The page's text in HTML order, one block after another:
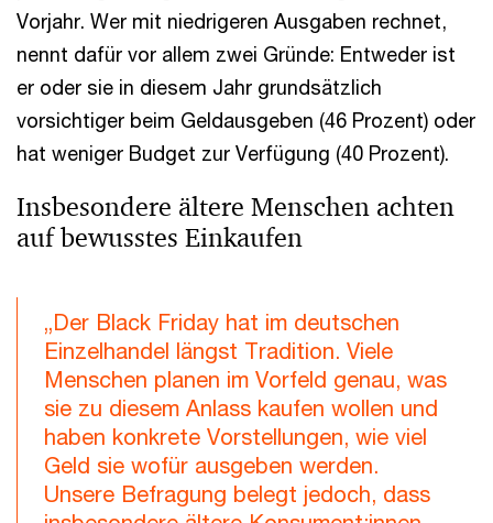
Vorjahr. Wer mit niedrigeren Ausgaben rechnet,
nennt dafür vor allem zwei Gründe: Entweder ist
er oder sie in diesem Jahr grundsätzlich
vorsichtiger beim Geldausgeben (46 Prozent) oder
hat weniger Budget zur Verfügung (40 Prozent).
Insbesondere ältere Menschen achten
auf bewusstes Einkaufen
„Der Black Friday hat im deutschen
Einzelhandel längst Tradition. Viele
Menschen planen im Vorfeld genau, was
sie zu diesem Anlass kaufen wollen und
haben konkrete Vorstellungen, wie viel
Geld sie wofür ausgeben werden.
Unsere Befragung belegt jedoch, dass